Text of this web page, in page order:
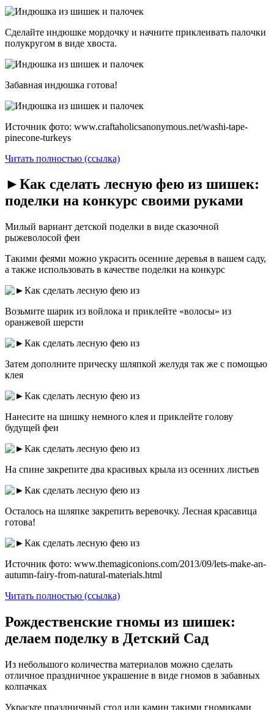
Сделайте индюшке мордочку и начните приклеивать палочки
полукругом в виде хвоста.
Забавная индюшка готова!
Источник фото: www.craftaholicsanonymous.net/washi-tape-
pinecone-turkeys
Читать полностью (ссылка)
►Как сделать лесную фею из шишек:
поделки на конкурс своими руками
Милый вариант детской поделки в виде сказочной
рыжеволосой феи
Такими феями можно украсить осенние деревья в вашем саду,
а также использовать в качестве поделки на конкурс
Возьмите шарик из войлока и приклейте «волосы» из
оранжевой шерсти
Затем дополните прическу шляпкой желудя так же с помощью
клея
Нанесите на шишку немного клея и приклейте голову
будущей феи
На спине закрепите два красивых крыла из осенних листьев
Осталось на шляпке закрепить веревочку. Лесная красавица
готова!
Источник фото: www.themagiconions.com/2013/09/lets-make-an-
autumn-fairy-from-natural-materials.html
Читать полностью (ссылка)
Рождественские гномы из шишек:
делаем поделку в Детский Сад
Из небольшого количества материалов можно сделать
отличное праздничное украшение в виде гномов в забавных
колпачках
Украсьте праздничный стол или камин такими гномиками